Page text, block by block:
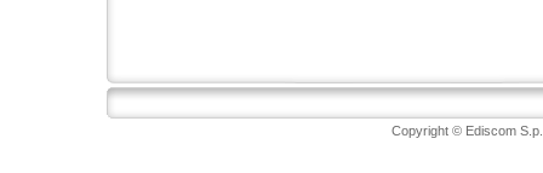
Copyright © Ediscom